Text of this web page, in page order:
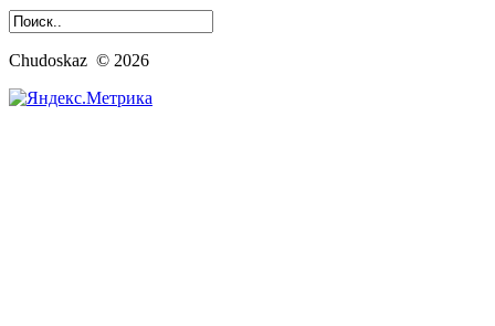
Chudoskaz © 2026